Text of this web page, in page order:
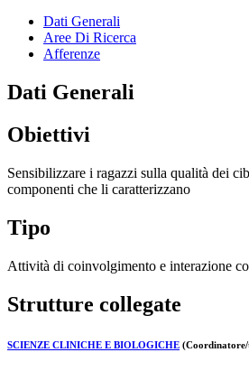
Dati Generali
Aree Di Ricerca
Afferenze
Dati Generali
Obiettivi
Sensibilizzare i ragazzi sulla qualità dei
componenti che li caratterizzano
Tipo
Attività di coinvolgimento e interazione
Strutture collegate
SCIENZE CLINICHE E BIOLOGICHE